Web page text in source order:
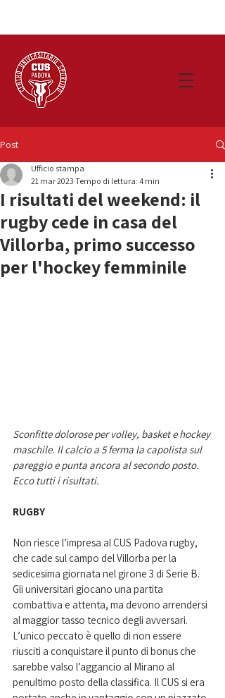
Post
I risultati del weekend: il
rugby cede in casa del
Villorba, primo successo
per l'hockey femminile
Ufficio stampa
21 mar 2023 Tempo di lettura: 4 min
Sconfitte dolorose per volley, basket e hockey
maschile. Il calcio a 5 ferma la capolista sul
pareggio e punta ancora al secondo posto.
Ecco tutti i risultati.
RUGBY
Non riesce l’impresa al CUS Padova rugby,
che cade sul campo del Villorba per la
sedicesima giornata nel girone 3 di Serie B.
Gli universitari giocano una partita
combattiva e attenta, ma devono arrendersi
al maggior tasso tecnico degli avversari.
L’unico peccato è quello di non essere
riusciti a conquistare il punto di bonus che
sarebbe valso l’aggancio al Mirano al
penultimo posto della classifica. Il CUS si era